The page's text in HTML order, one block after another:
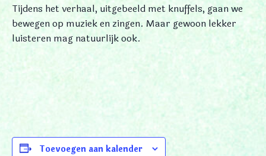
Tijdens het verhaal, uitgebeeld met knuffels, gaan we
bewegen op muziek en zingen. Maar gewoon lekker
luisteren mag natuurlijk ook.
Toevoegen aan kalender